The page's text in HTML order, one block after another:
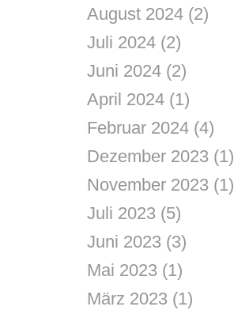
August 2024 (2)
Juli 2024 (2)
Juni 2024 (2)
April 2024 (1)
Februar 2024 (4)
Dezember 2023 (1)
November 2023 (1)
Juli 2023 (5)
Juni 2023 (3)
Mai 2023 (1)
März 2023 (1)